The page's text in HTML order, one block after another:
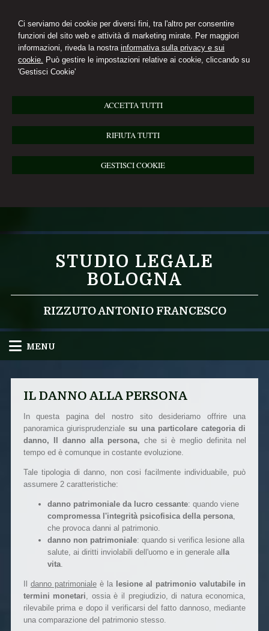
Ci serviamo dei cookie per diversi fini, tra l'altro per consentire
funzioni del sito web e attività di marketing mirate. Per maggiori
informazioni, riveda la nostra informativa sulla privacy e sui
cookie. Può gestire le impostazioni relative ai cookie, cliccando su
'Gestisci Cookie'
ACCETTA TUTTI
RIFIUTA TUTTI
GESTISCI COOKIE
STUDIO LEGALE
BOLOGNA
RIZZUTO ANTONIO FRANCESCO
MENU
IL DANNO ALLA PERSONA
In questa pagina del nostro sito desideriamo offrire una
panoramica giurisprudenziale su una particolare categoria di
danno,
Il danno alla persona, che si è meglio definita nel
tempo ed è comunque in costante evoluzione.
Tale tipologia di danno, non cosi facilmente individuabile, può
assumere 2 caratteristiche:
danno patrimoniale da lucro cessante: quando viene
compromessa l'integrità psicofisica della persona,
che provoca danni al patrimonio.
danno non patrimoniale: quando si verifica lesione alla
salute, ai diritti inviolabili dell'uomo e in generale al la
vita.
danno patrimonialeè la lesione al patrimonio valutabile in
termini monetari , ossia è il pregiudizio, di natura economica,
rilevabile prima e dopo il verificarsi del fatto dannoso, mediante
una comparazione del patrimonio stesso.